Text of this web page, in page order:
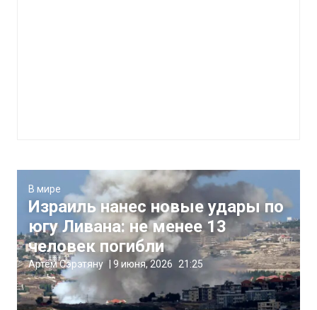
В мире
Израиль нанес новые удары по
югу Ливана: не менее 13
человек погибли
Артём Сэрэтяну 9 июня, 2026 21:25